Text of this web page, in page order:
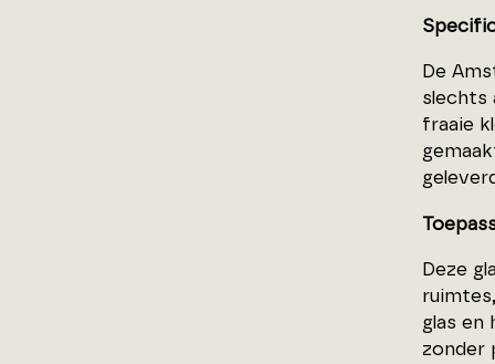
De
slechts
fraaie
Deze
glas en
zonder